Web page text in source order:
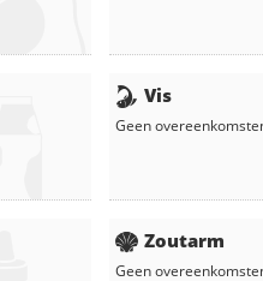
Vis
Geen
Zoutarm
Geen